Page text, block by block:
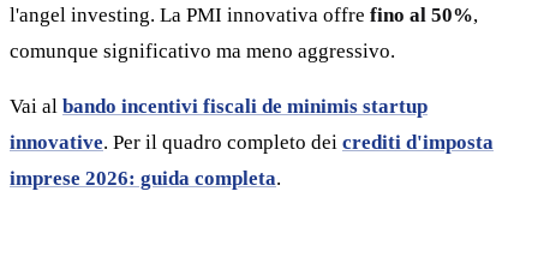
l'angel investing. La PMI innovativa offre fino al 50%,
comunque significativo ma meno aggressivo.
Vai al bando incentivi fiscali de minimis startup
innovative. Per il quadro completo dei crediti d'imposta
imprese 2026: guida completa.